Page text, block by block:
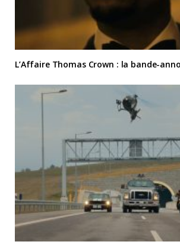
L’Affaire Thomas Crown : la bande-